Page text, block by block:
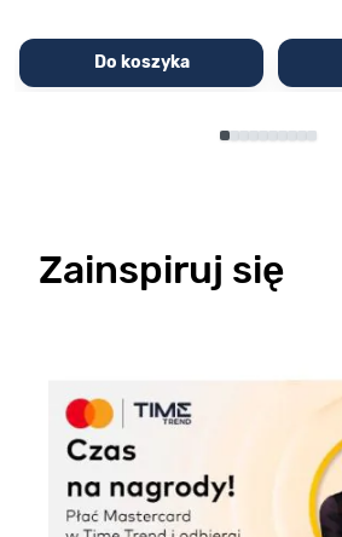
Do koszyka
Zainspiruj się